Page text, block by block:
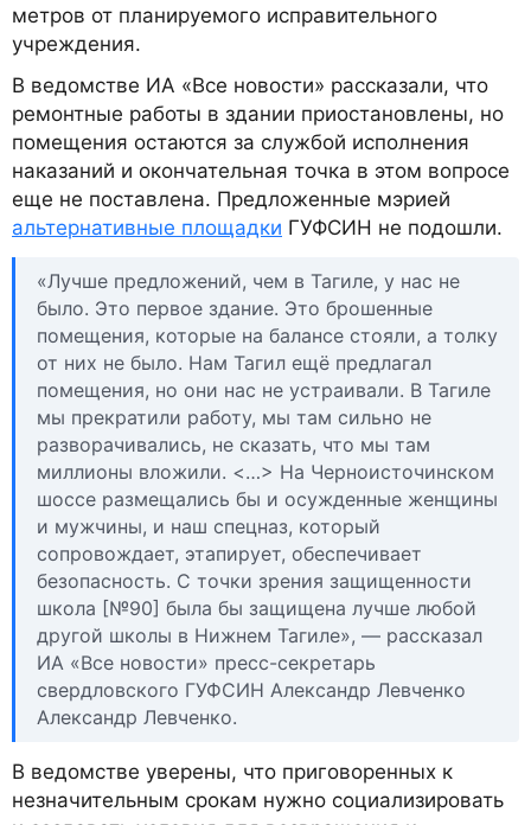
метров от планируемого исправительного
учреждения.
В ведомстве ИА «Все новости» рассказали, что
ремонтные работы в здании приостановлены, но
помещения остаются за службой исполнения
наказаний и окончательная точка в этом вопросе
еще не поставлена. Предложенные мэрией
альтернативные площадки ГУФСИН не подошли.
«Лучше предложений, чем в Тагиле, у нас не
было. Это первое здание. Это брошенные
помещения, которые на балансе стояли, а толку
от них не было. Нам Тагил ещё предлагал
помещения, но они нас не устраивали. В Тагиле
мы прекратили работу, мы там сильно не
разворачивались, не сказать, что мы там
миллионы вложили. <…> На Черноисточинском
шоссе размещались бы и осужденные женщины
и мужчины, и наш спецназ, который
сопровождает, этапирует, обеспечивает
безопасность. С точки зрения защищенности
школа [№90] была бы защищена лучше любой
другой школы в Нижнем Тагиле», — рассказал
ИА «Все новости» пресс-секретарь
свердловского ГУФСИН Александр Левченко
Александр Левченко.
В ведомстве уверены, что приговоренных к
незначительным срокам нужно социализировать